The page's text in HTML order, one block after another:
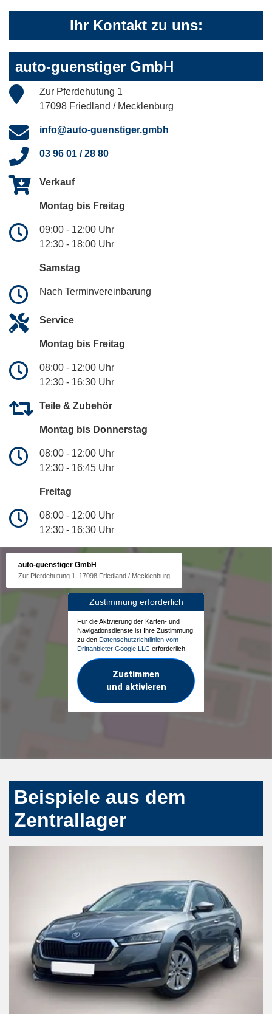
Ihr Kontakt zu uns:
auto-guenstiger GmbH
Zur Pferdehutung 1
17098 Friedland / Mecklenburg
info@auto-guenstiger.gmbh
03 96 01 / 28 80
Verkauf
Montag bis Freitag
09:00 - 12:00 Uhr
12:30 - 18:00 Uhr
Samstag
Nach Terminvereinbarung
Service
Montag bis Freitag
08:00 - 12:00 Uhr
12:30 - 16:30 Uhr
Teile & Zubehör
Montag bis Donnerstag
08:00 - 12:00 Uhr
12:30 - 16:45 Uhr
Freitag
08:00 - 12:00 Uhr
12:30 - 16:30 Uhr
auto-guenstiger GmbH
Zur Pferdehutung 1, 17098 Friedland / Mecklenburg
Zustimmung erforderlich
Für die Aktivierung der Karten- und
Navigationsdienste ist Ihre Zustimmung
zu den Datenschutzrichtlinien vom
Drittanbieter Google LLC erforderlich.
Zustimmen
und aktivieren
Beispiele aus dem
Zentrallager